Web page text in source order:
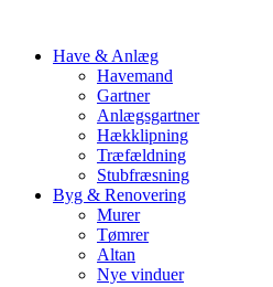
Have & Anlæg
Havemand
Gartner
Anlægsgartner
Hækklipning
Træfældning
Stubfræsning
Byg & Renovering
Murer
Tømrer
Altan
Nye vinduer